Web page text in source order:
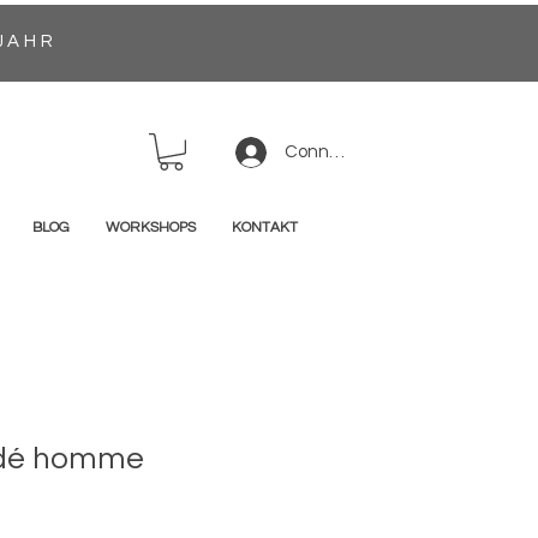
Connexion
BLOG WORKSHOPS KONTAKT
homme